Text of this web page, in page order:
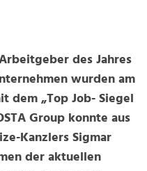
des Jahres
wurden am
dem „Top Job- Siegel
Group konnte aus
Kanzlers Sigmar
der aktuellen